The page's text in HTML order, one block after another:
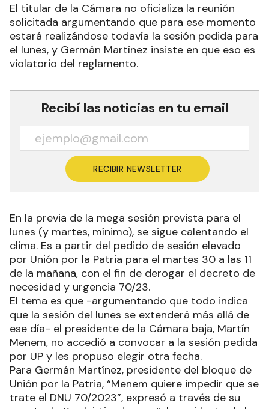
El titular de la Cámara no oficializa la reunión
solicitada argumentando que para ese momento
estará realizándose todavía la sesión pedida para
el lunes, y Germán Martínez insiste en que eso es
violatorio del reglamento.
Recibí las noticias en tu email
RECIBIR NEWSLETTER
En la previa de la mega sesión prevista para el
lunes (y martes, mínimo), se sigue calentando el
clima. Es a partir del pedido de sesión elevado
por Unión por la Patria para el martes 30 a las 11
de la mañana, con el fin de derogar el decreto de
necesidad y urgencia 70/23.
El tema es que -argumentando que todo indica
que la sesión del lunes se extenderá más allá de
ese día- el presidente de la Cámara baja, Martín
Menem, no accedió a convocar a la sesión pedida
por UP y les propuso elegir otra fecha.
Para Germán Martínez, presidente del bloque de
Unión por la Patria, “Menem quiere impedir que se
trate el DNU 70/2023”, expresó a través de su